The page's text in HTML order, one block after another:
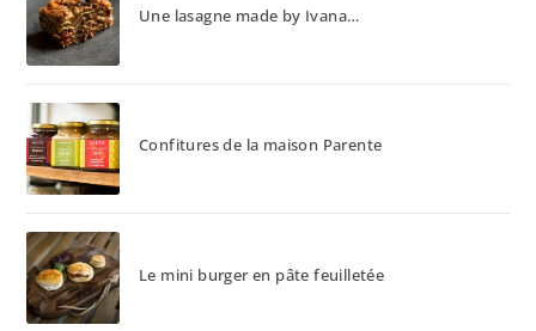
Une lasagne made by Ivana…
Confitures de la maison Parente
Le mini burger en pâte feuilletée